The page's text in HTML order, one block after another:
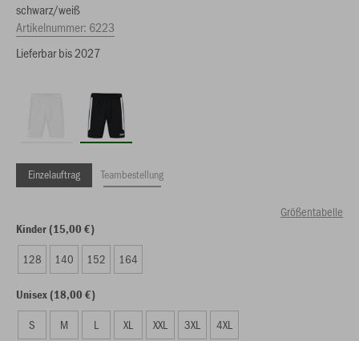
schwarz/weiß
Artikelnummer: 6223
Lieferbar bis 2027
Einzelauftrag Teambestellung
Größentabelle
Kinder (15,00 €)
128 140 152 164
Unisex (18,00 €)
S M L XL XXL 3XL 4XL